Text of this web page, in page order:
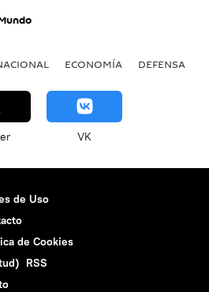
ECONOMÍA DEFENSA
VK
de Uso
de Cookies
RSS